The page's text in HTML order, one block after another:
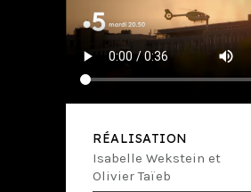
RÉALISATION
Isabelle Wekstein et
Olivier Taïeb